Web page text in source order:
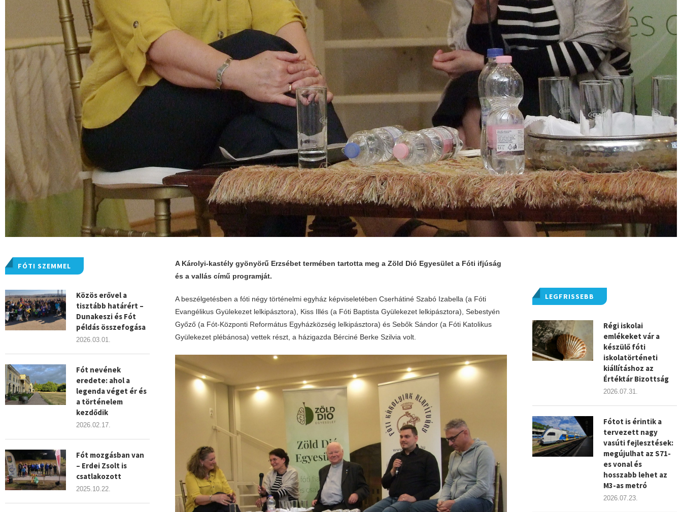
A Károlyi-kastély gyönyörű Erzsébet termében tartotta meg a Zöld Dió Egyesület a Fóti ifjúság
és a vallás című programját.
A beszélgetésben a fóti négy történelmi egyház képviseletében Cserhátiné Szabó Izabella (a Fóti
Evangélikus Gyülekezet lelkipásztora), Kiss Illés (a Fóti Baptista Gyülekezet lelkipásztora), Sebestyén
Győző (a Fót-Központi Református Egyházközség lelkipásztora) és Sebők Sándor (a Fóti Katolikus
Gyülekezet plébánosa) vettek részt, a házigazda Bérciné Berke Szilvia volt.
LEGFRISSEBB
Régi iskolai
emlékeket vár a
készülő fóti
iskolatörténeti
kiállításhoz az
Értéktár Bizottság
2026.07.31.
Fótot is érintik a
tervezett nagy
vasúti fejlesztések:
megújulhat az S71-
es vonal és
hosszabb lehet az
M3-as metró
2026.07.23.
FÓTI SZEMMEL
Közös erővel a
tisztább határért –
Dunakeszi és Fót
példás összefogása
2026.03.01.
Fót nevének
eredete: ahol a
legenda véget ér és
a történelem
kezdődik
2026.02.17.
Fót mozgásban van
– Erdei Zsolt is
csatlakozott
2025.10.22.